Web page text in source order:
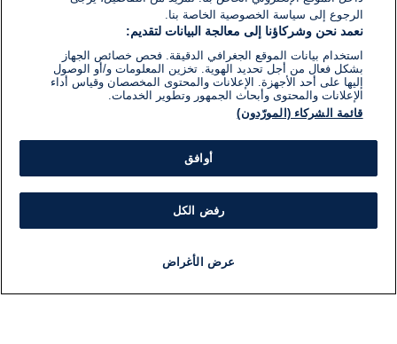
الرجوع إلى سياسة الخصوصية الخاصة بنا.
نعمد نحن وشركاؤنا إلى معالجة البيانات لتقديم:
استخدام بيانات الموقع الجغرافي الدقيقة. فحص خصائص الجهاز
بشكل فعال من أجل تحديد الهوية. تخزين المعلومات و/أو الوصول
إليها على أحد الأجهزة. الإعلانات والمحتوى المخصصان وقياس أداء
الإعلانات والمحتوى وأبحاث الجمهور وتطوير الخدمات.
قائمة الشركاء (المورّدون)
أوافق
رفض الكل
عرض الأغراض